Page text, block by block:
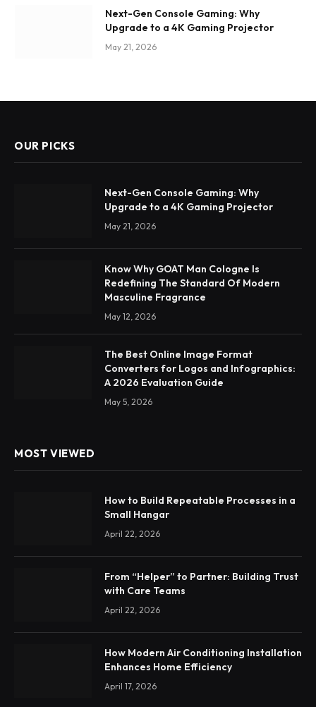
Next-Gen Console Gaming: Why
Upgrade to a 4K Gaming Projector
May 21, 2026
OUR PICKS
Next-Gen Console Gaming: Why
Upgrade to a 4K Gaming Projector
May 21, 2026
Know Why GOAT Man Cologne Is
Redefining The Standard Of Modern
Masculine Fragrance
May 12, 2026
The Best Online Image Format
Converters for Logos and Infographics:
A 2026 Evaluation Guide
May 5, 2026
MOST VIEWED
How to Build Repeatable Processes in a
Small Hangar
April 22, 2026
From “Helper” to Partner: Building Trust
with Care Teams
April 22, 2026
How Modern Air Conditioning Installation
Enhances Home Efficiency
April 17, 2026